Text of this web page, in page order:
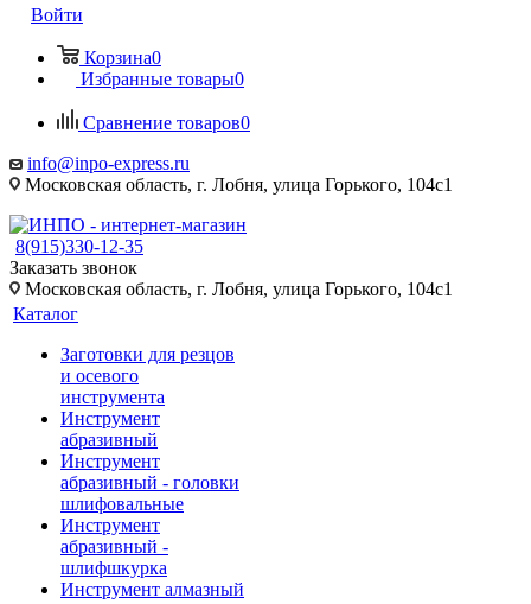
Войти
Корзина0
Избранные товары0
Сравнение товаров0
info@inpo-express.ru
Московская область, г. Лобня, улица Горького, 104с1
8(915)330-12-35
Заказать звонок
Московская область, г. Лобня, улица Горького, 104с1
Каталог
Заготовки для резцов
и осевого
инструмента
Инструмент
абразивный
Инструмент
абразивный - головки
шлифовальные
Инструмент
абразивный -
шлифшкурка
Инструмент алмазный